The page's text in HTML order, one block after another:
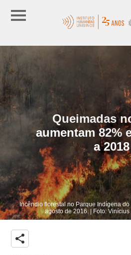
Queimadas
aumentam 82%
a 2018
Incêndio florestal no Parque Indígena
agosto de 2016. | Foto:
share